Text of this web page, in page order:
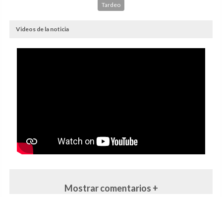
Tardeo
Videos de la noticia
Mostrar comentarios +